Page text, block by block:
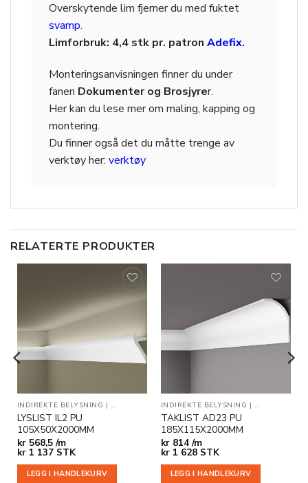
Overskytende lim fjerner du med fuktet
svamp.
Limforbruk: 4,4 stk pr. patron Adefix.
Monteringsanvisningen finner du under
fanen Dokumenter og Brosjyrer.
Her kan du lese mer om maling, kapping og
montering.
Du finner også det du måtte trenge av
verktøy her: verktøy
RELATERTE PRODUKTER
INDIREKTE BELYSNING | TAKLISTER
LYSLIST IL2 PU
105X50X2000MM
kr568,5 /m
kr1 137 STK
LEGG I HANDLEKURV
Legg til
INDIREKTE BELYSNING | TAKLISTER
TAKLIST AD23 PU
185X115X2000MM
kr814 /m
kr1 628 STK
LEGG I HANDLEKURV